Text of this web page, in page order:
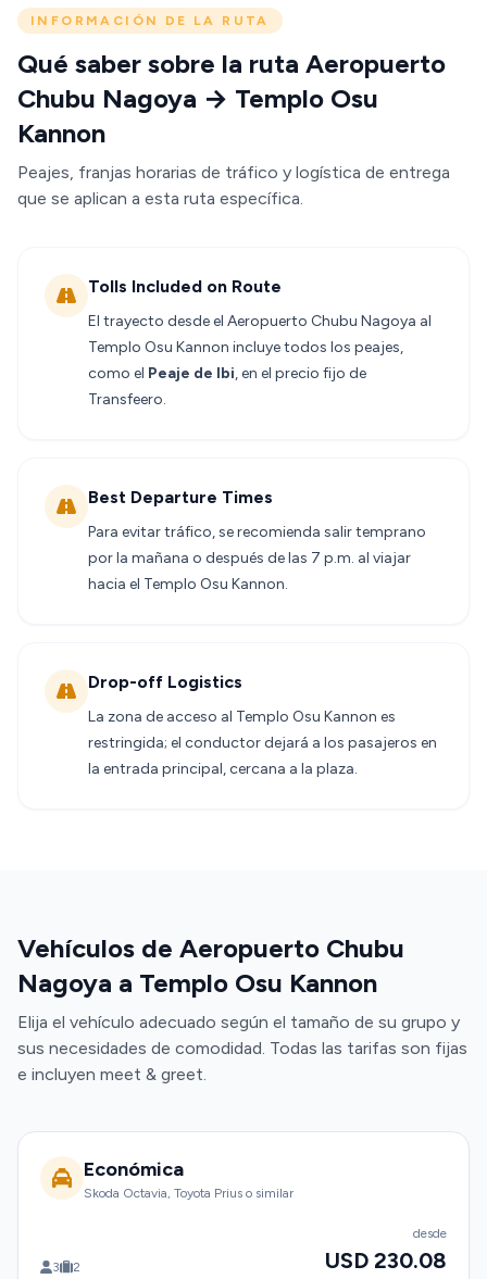
INFORMACIÓN DE LA RUTA
Qué saber sobre la ruta Aeropuerto
Chubu Nagoya → Templo Osu
Kannon
Peajes, franjas horarias de tráfico y logística de entrega
que se aplican a esta ruta específica.
Tolls Included on Route
El trayecto desde el Aeropuerto Chubu Nagoya al
Templo Osu Kannon incluye todos los peajes,
como el Peaje de Ibi, en el precio fijo de
Transfeero.
Best Departure Times
Para evitar tráfico, se recomienda salir temprano
por la mañana o después de las 7 p.m. al viajar
hacia el Templo Osu Kannon.
Drop-off Logistics
La zona de acceso al Templo Osu Kannon es
restringida; el conductor dejará a los pasajeros en
la entrada principal, cercana a la plaza.
Vehículos de Aeropuerto Chubu
Nagoya a Templo Osu Kannon
Elija el vehículo adecuado según el tamaño de su grupo y
sus necesidades de comodidad. Todas las tarifas son fijas
e incluyen meet & greet.
Económica
Skoda Octavia, Toyota Prius o similar
3 2
desde
USD 230.08